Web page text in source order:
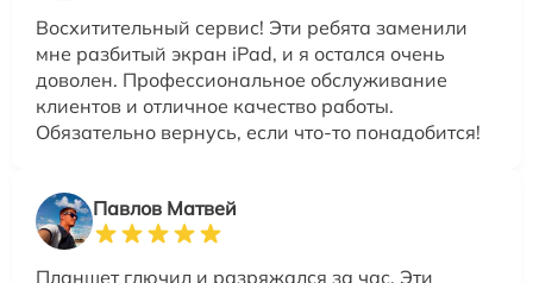
Восхитительный сервис! Эти ребята заменили
мне разбитый экран iPad, и я остался очень
доволен. Профессиональное обслуживание
клиентов и отличное качество работы.
Обязательно вернусь, если что-то понадобится!
Павлов Матвей
Планшет глючил и разряжался за час. Эти